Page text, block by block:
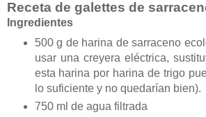
Receta de galettes de
Ingredientes
500 g de harina de sarraceno
usar una creyera eléctrica,
esta harina por harina de trigo
lo suficiente y no quedarían bien).
750 ml de agua filtrada